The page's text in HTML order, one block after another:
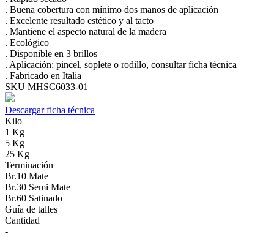
. Buena cobertura con mínimo dos manos de aplicación
. Excelente resultado estético y al tacto
. Mantiene el aspecto natural de la madera
. Ecológico
. Disponible en 3 brillos
. Aplicación: pincel, soplete o rodillo, consultar ficha técnica
. Fabricado en Italia
SKU MHSC6033-01
Descargar ficha técnica
Kilo
1 Kg
5 Kg
25 Kg
Terminación
Br.10 Mate
Br.30 Semi Mate
Br.60 Satinado
Guía de talles
Cantidad
-